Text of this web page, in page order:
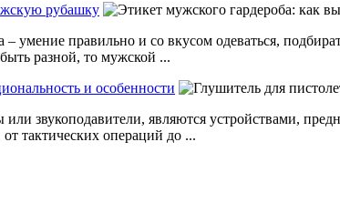
рубашку
умение правильно и со вкусом одеваться,
разной, то мужской ...
и особенности
звукоподавители, являются устройствами,
тактических операций до ...